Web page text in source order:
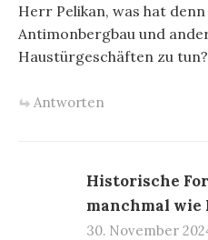
Herr Pelikan, was hat
Antimonbergbau und
Haustürgeschäften zu tun?
Antworten
Historische
manchmal wie
30. November